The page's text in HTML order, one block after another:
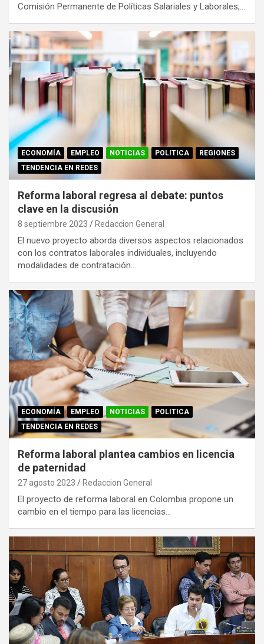
Comisión Permanente de Políticas Salariales y Laborales,…
ECONOMÍA EMPLEO NOTICIAS POLITICA
REGIONES
TENDENCIA EN REDES
Reforma laboral regresa al debate: puntos
clave en la discusión
8 septiembre 2023 Redaccion General
El nuevo proyecto aborda diversos aspectos relacionados
con los contratos laborales individuales, incluyendo
modalidades de contratación…
ECONOMÍA EMPLEO NOTICIAS
POLITICA
TENDENCIA EN REDES
Reforma laboral plantea cambios en licencia
de paternidad
27 agosto 2023 Redaccion General
El proyecto de reforma laboral en Colombia propone un
cambio en el tiempo para las licencias…